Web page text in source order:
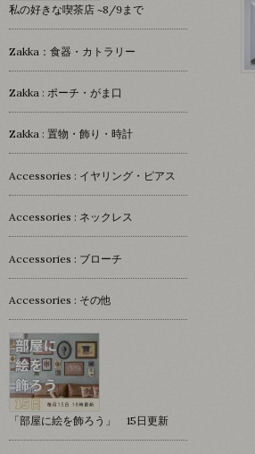
私の好きな喫茶店 ~8/9まで
Zakka：食器・カトラリー
Zakka : ポーチ・がま口
Zakka : 置物・飾り・時計
Accessories : イヤリング・ピアス
Accessories : ネックレス
Accessories : ブローチ
Accessories : その他
「部屋に絵を飾ろう」 15日更新